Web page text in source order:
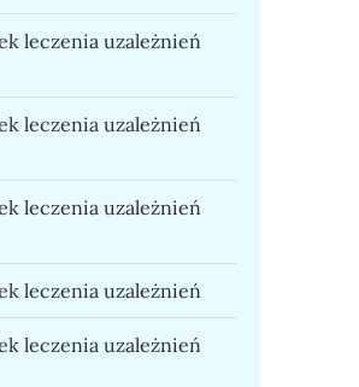
leczenia uzależnień
leczenia uzależnień
leczenia uzależnień
leczenia uzależnień
leczenia uzależnień